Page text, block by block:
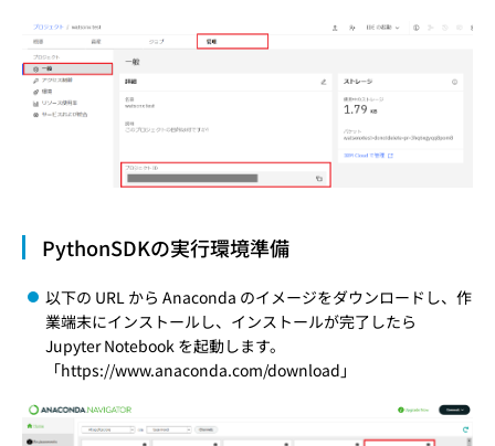
PythonSDKの実行環境準備
以下の URL から Anaconda のイメージをダウンロードし、作
業端末にインストールし、インストールが完了したら
Jupyter Notebook を起動します。
「https://www.anaconda.com/download 」